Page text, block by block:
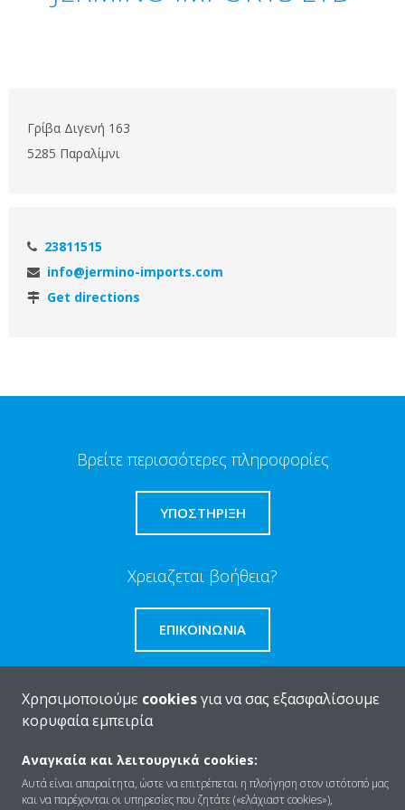
Γρίβα Διγενή 163
5285 Παραλίμνι
23811515
info@jermino-imports.com
Get directions
Βρείτε περισσότερες πληροφορίες
ΥΠΟΣΤΗΡΙΞΗ
Χρειαζεται βοήθεια?
ΕΠΙΚΟΙΝΩΝΊΑ
Χρησιμοποιούμε cookiesγια να σας εξασφαλίσουμε
κορυφαία εμπειρία
Αναγκαία και λειτουργικά cookies:
Αυτά είναι απαραίτητα, ώστε να επιτρέπεται η πλοήγηση στον ιστότοπό μας
και να παρέχονται οι υπηρεσίες που ζητάτε («ελάχιαστ cookies»),